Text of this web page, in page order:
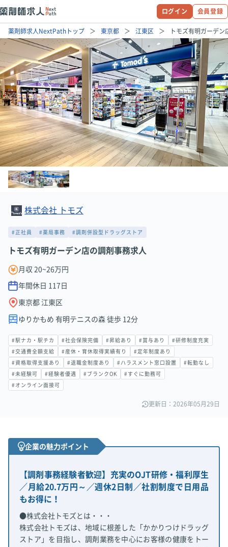
ログイン 会員登録
薬剤師求人NextPathトップ 東京都 江東区 トモズ有明ガーデ
株式会社 トモズ
#正社員 #薬局事務 #調剤併設型ドラッグストア
トモズ有明ガーデン店の調剤事務求人
月収 20~26万円
年間休日 117 日
東京都 江東区
ゆりかもめ 有明テニスの森 徒歩 12分
#駅ナカ・駅チカ #社会保険完備 #昇給あり #賞与あり #研修制度充実
#交通費全額支給 #産休・育休取得実績有り #定年制度あり
#資格取得支援あり #退職金制度あり #ハラスメント窓口設置 #転勤なし
#未経験可 #経験者優遇 #ブランクOK #すぐに勤務可
#オンライン面接可
更新日：2026年05月29日
企業の魅力ポイント
【調剤事務経験者歓迎】充実のOJT研修・福利厚生
／月給20.7万円～／週休2日制／社割制度で日用品
もお得に！
●株式会社トモズとは・・・
株式会社トモズは、地域に根差した「かかりつけドラッグ
ストア」を目指し、調剤業務を中心にお客様の健康をトー